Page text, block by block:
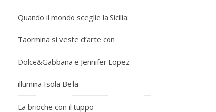
Quando il mondo sceglie la Sicilia:
Taormina si veste d’arte con
Dolce&Gabbana e Jennifer Lopez
illumina Isola Bella
La brioche con il tuppo